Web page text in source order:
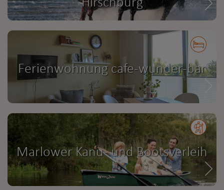
Hirschburg
Ferienwohnung cafe-wunder-bar
Marlower Kanu- und Bootsverleih